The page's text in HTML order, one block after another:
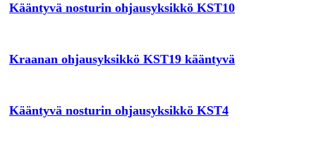
Kääntyvä nosturin ohjausyksikkö KST10
Kraanan ohjausyksikkö KST19 kääntyvä
Kääntyvä nosturin ohjausyksikkö KST4